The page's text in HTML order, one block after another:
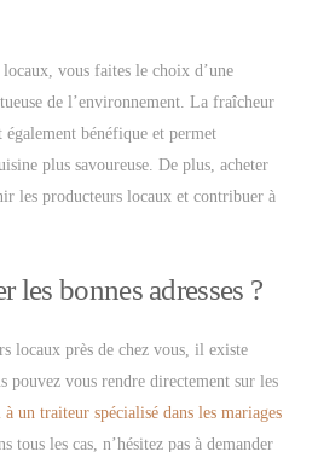
vous faites le choix d’une
de l’environnement. La fraîcheur
également bénéfique et permet
plus savoureuse. De plus, acheter
les producteurs locaux et contribuer à
les bonnes adresses ?
locaux près de chez vous, il existe
pouvez vous rendre directement sur les
un traiteur spécialisé dans les mariages
tous les cas, n’hésitez pas à demander